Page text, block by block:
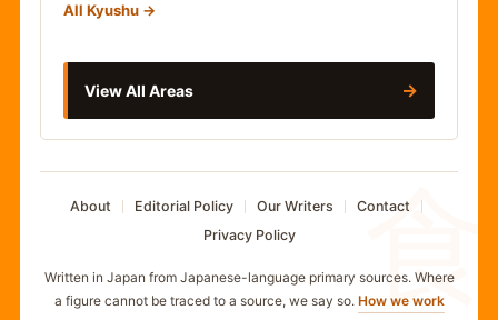
食
All Kyushu
View All Areas →
About Editorial Policy Our Writers
Contact
Privacy Policy
Written in Japan from Japanese-language primary sources. Where
a figure cannot be traced to a source, we say so. How we work